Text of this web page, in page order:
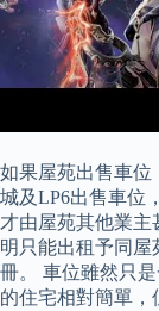
如果屋苑出售車位
城及LP6出售車位
才由屋苑其他業主
明只能出租予同屋
冊。 車位雖然只
的住宅相對簡單，